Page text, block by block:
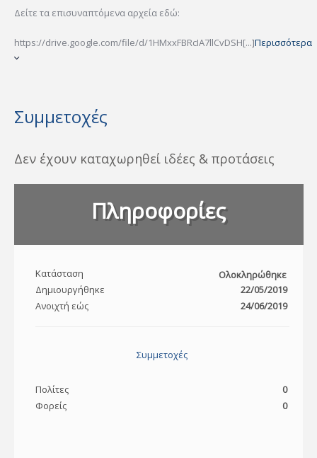
Δείτε τα επισυναπτόμενα αρχεία εδώ:
https://drive.google.com/file/d/1HMxxFBRcIA7llCvDSH[...]Περισσότερα
Συμμετοχές
Δεν έχουν καταχωρηθεί ιδέες & προτάσεις
Πληροφορίες
Κατάσταση
Ολοκληρώθηκε
Δημιουργήθηκε
22/05/2019
Ανοιχτή εώς
24/06/2019
Συμμετοχές
Πολίτες
0
Φορείς
0